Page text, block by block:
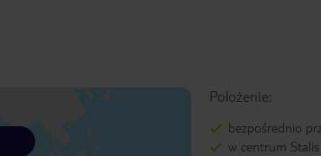
Położenie:
bezpośrednio
w centrum Stalis